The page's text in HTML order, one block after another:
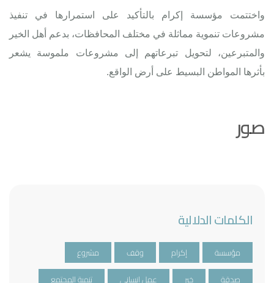
واختتمت مؤسسة إكرام بالتأكيد على استمرارها في تنفيذ
مشروعات تنموية مماثلة في مختلف المحافظات، بدعم أهل الخير
والمتبرعين، لتحويل تبرعاتهم إلى مشروعات ملموسة يشعر
بأثرها المواطن البسيط على أرض الواقع.
صور
الكلمات الدلالية
مؤسسة إكرام وقف
مشروع
صدقة
خير عمل انساني تنمية المجتمع